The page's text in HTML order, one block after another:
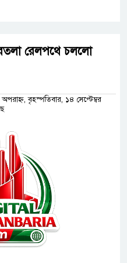
রেলপথে চললো
বৃহস্পতিবার, ১৪ সেপ্টেম্বর